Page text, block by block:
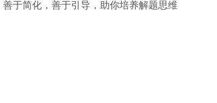
于简化，善于引导，助你培养解题思维